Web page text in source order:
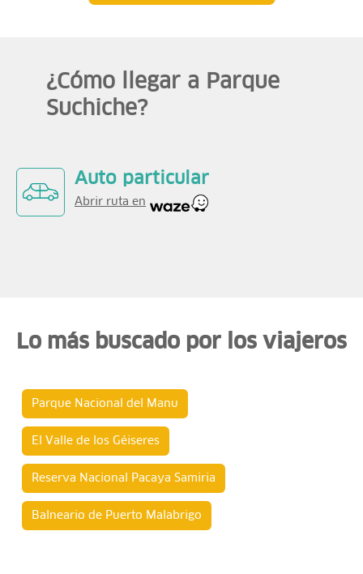
¿Cómo llegar a Parque
Suchiche?
Auto particular
Abrir ruta en
Lo más buscado por los viajeros
Parque Nacional del Manu
El Valle de los Géiseres
Reserva Nacional Pacaya Samiria
Balneario de Puerto Malabrigo